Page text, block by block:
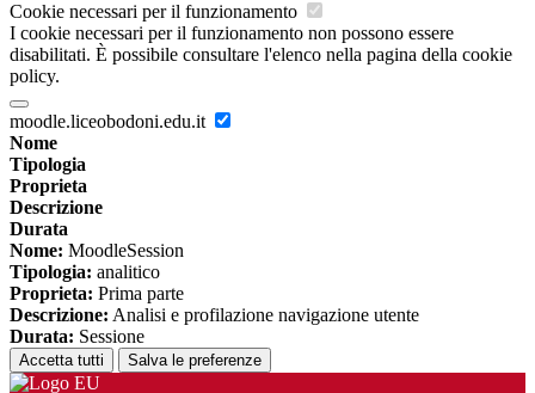
Cookie necessari per il funzionamento
I cookie necessari per il funzionamento non possono essere
disabilitati. È possibile consultare l'elenco nella pagina della cookie
policy.
moodle.liceobodoni.edu.it
Nome
Tipologia
Proprieta
Descrizione
Durata
Nome: MoodleSession
Tipologia: analitico
Proprieta: Prima parte
Descrizione: Analisi e profilazione navigazione utente
Durata: Sessione
Accetta tutti Salva le preferenze